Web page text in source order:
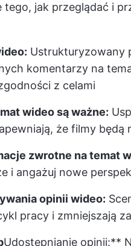
jak przeglądać i
Ustrukturyzowany
komentarzy na
z celami
wideo są ważne:
że filmy
zwrotne na temat
i angażuj nowe
opinii wideo:
pracy i zmniejszają
Udostępnianie opinii:**